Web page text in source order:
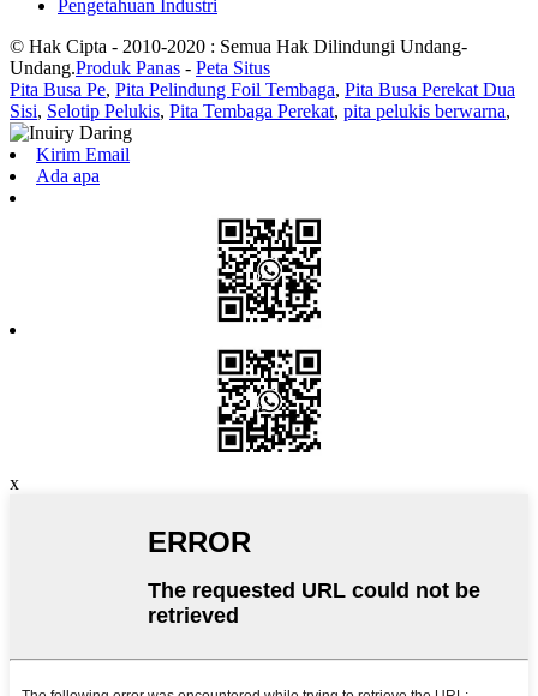
Pengetahuan Industri
© Hak Cipta - 2010-2020 : Semua Hak Dilindungi Undang-
Undang.Produk Panas - Peta Situs
Pita Busa Pe, Pita Pelindung Foil Tembaga, Pita Busa Perekat Dua
Sisi, Selotip Pelukis, Pita Tembaga Perekat, pita pelukis berwarna,
Kirim Email
Ada apa
x